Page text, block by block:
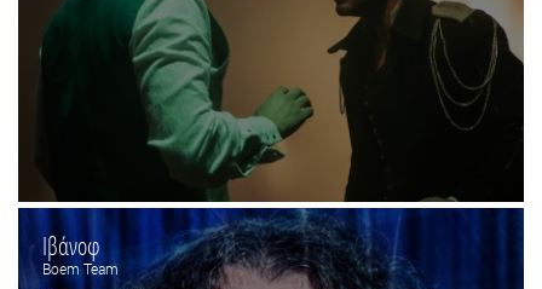
Ιβάνοφ
Boem Team